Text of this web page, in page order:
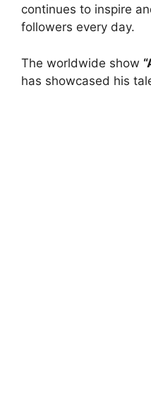
continues to inspire
followers every day.
The worldwide show
has showcased his